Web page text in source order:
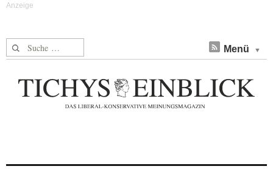
Suche nach: Menü